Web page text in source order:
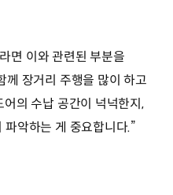
면 이와 관련된 부분을
께 장거리 주행을 많이 하고
의 수납 공간이 넉넉한지,
악하는 게 중요합니다.”